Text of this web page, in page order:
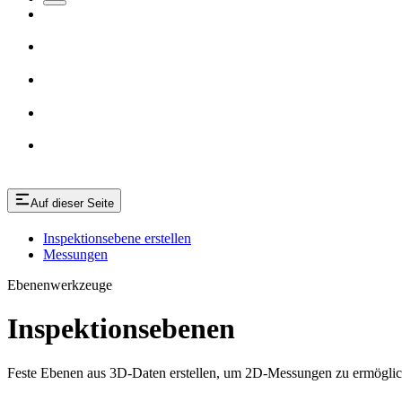
Auf dieser Seite
Inspektionsebene erstellen
Messungen
Ebenenwerkzeuge
Inspektionsebenen
Feste Ebenen aus 3D-Daten erstellen, um 2D-Messungen zu